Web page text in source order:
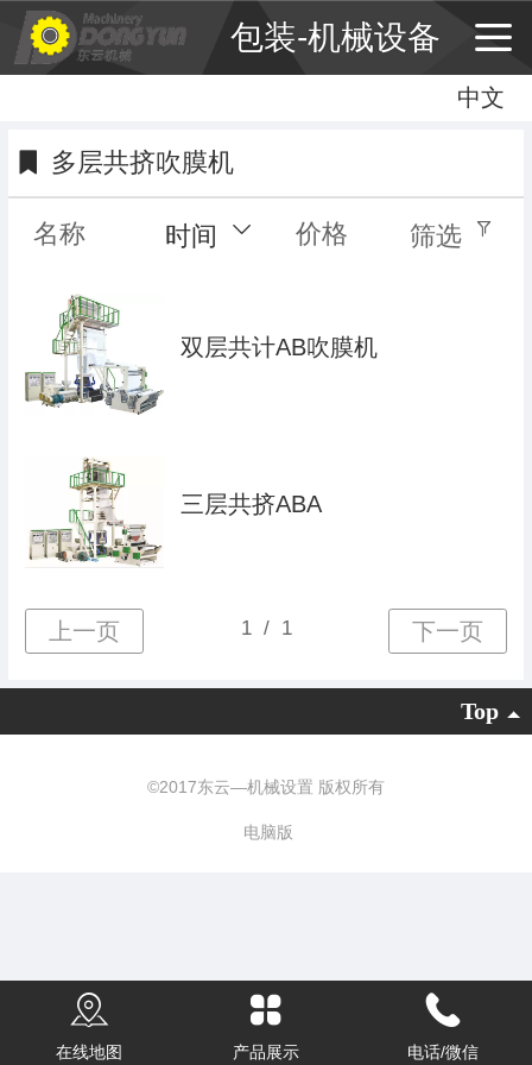
包装-机械设备
中文
中文
繁体
多层共挤吹膜机
名称 时间 价格 筛选
双层共计AB吹膜机
三层共挤ABA
Top
©2017东云—机械设置 版权所有
电脑版
在线地图 产品展示 电话/微信